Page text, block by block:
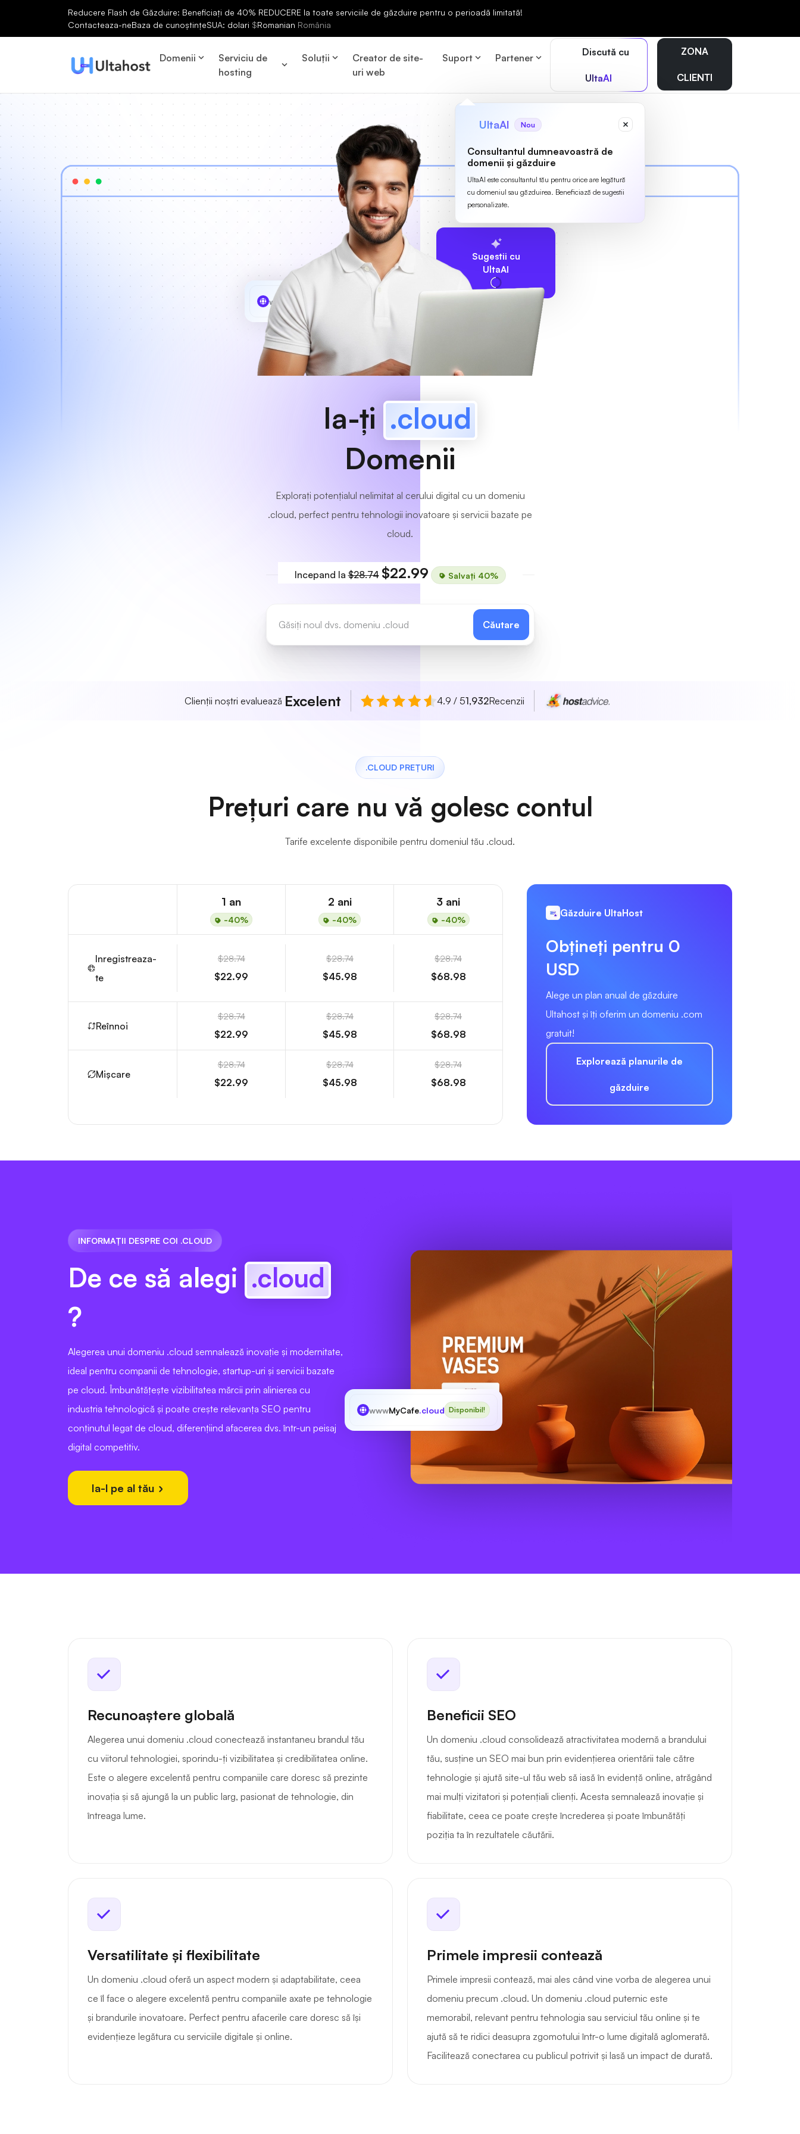
Reducere Flash de Găzduire: Beneficiați de 40% REDUCERE la toate serviciile de găzduire pentru o perioadă limitată!
Contacteaza-neBaza de cunoștințeSUA: dolari $Romanian România
Domenii
Serviciu de
hosting
Soluții
Creator de site-
uri web
Suport Partener Discută cu
UltaAI
UltaAI Nou
Consultantul dumneavoastră de
domenii și găzduire
UltaAI este consultantul tău pentru orice are legătură
cu domeniul sau găzduirea. Beneficiază de sugestii
personalizate.
ZONA
CLIENTI
Sugestii cu
UltaAI
www MyCafe
Ia-ți .cloud
Domenii
Explorați potențialul nelimitat al cerului digital cu un domeniu
.cloud, perfect pentru tehnologii inovatoare și servicii bazate pe
cloud.
Incepand la$28.74 $22.99 Salvați 40%
Căutare
Clienții noștri evaluează Excelent 4.9 / 51,932Recenzii
.CLOUD PREȚURI
Prețuri care nu vă golesc contul
Tarife excelente disponibile pentru domeniul tău .cloud.
1 an
-40%
2 ani
-40%
3 ani
-40%
Inregistreaza-
te
$28.74
$22.99
$28.74
$45.98
$28.74
$68.98
Reînnoi
$28.74
$22.99
$28.74
$45.98
$28.74
$68.98
Mișcare
$28.74
$22.99
$28.74
$45.98
$28.74
$68.98
Găzduire UltaHost
Obțineți pentru 0
USD
Alege un plan anual de găzduire
Ultahost și îți oferim un domeniu .com
gratuit!
Explorează planurile de
găzduire
INFORMAȚII DESPRE COI .CLOUD
De ce să alegi .cloud
?
Alegerea unui domeniu .cloud semnalează inovație și modernitate,
ideal pentru companii de tehnologie, startup-uri și servicii bazate
pe cloud. Îmbunătățește vizibilitatea mărcii prin alinierea cu
industria tehnologică și poate crește relevanța SEO pentru
conținutul legat de cloud, diferențiind afacerea dvs. într-un peisaj
digital competitiv.
Ia-l pe al tău
wwwMyCafe.cloud Disponibil!
Recunoaștere globală
Alegerea unui domeniu .cloud conectează instantaneu brandul tău
cu viitorul tehnologiei, sporindu-ți vizibilitatea și credibilitatea online.
Este o alegere excelentă pentru companiile care doresc să prezinte
inovația și să ajungă la un public larg, pasionat de tehnologie, din
întreaga lume.
Beneficii SEO
Un domeniu .cloud consolidează atractivitatea modernă a brandului
tău, susține un SEO mai bun prin evidențierea orientării tale către
tehnologie și ajută site-ul tău web să iasă în evidență online, atrăgând
mai mulți vizitatori și potențiali clienți. Acesta semnalează inovație și
fiabilitate, ceea ce poate crește încrederea și poate îmbunătăți
poziția ta în rezultatele căutării.
Versatilitate și flexibilitate
Un domeniu .cloud oferă un aspect modern și adaptabilitate, ceea
ce îl face o alegere excelentă pentru companiile axate pe tehnologie
și brandurile inovatoare. Perfect pentru afacerile care doresc să își
evidențieze legătura cu serviciile digitale și online.
Primele impresii contează
Primele impresii contează, mai ales când vine vorba de alegerea unui
domeniu precum .cloud. Un domeniu .cloud puternic este
memorabil, relevant pentru tehnologia sau serviciul tău online și te
ajută să te ridici deasupra zgomotului într-o lume digitală aglomerată.
Facilitează conectarea cu publicul potrivit și lasă un impact de durată.